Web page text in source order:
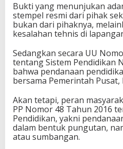
Bukti yang menunjukan
stempel resmi dari pihak
bukan dari pihaknya,
kesalahan tehnis di
Sedangkan secara UU
tentang Sistem Pendidikan
bahwa pendanaan
bersama Pemerintah
Akan tetapi, peran
PP Nomor 48 Tahun 2016
Pendidikan, yakni
dalam bentuk pungutan,
atau sumbangan.